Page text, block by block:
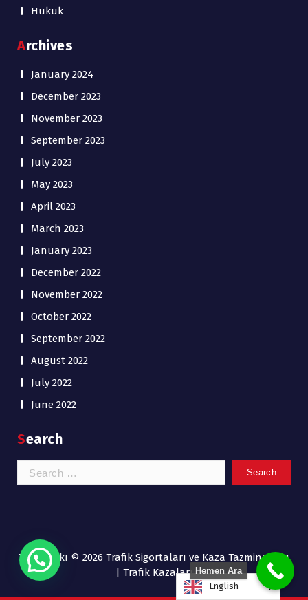
Hukuk
Archives
January 2024
December 2023
November 2023
September 2023
July 2023
May 2023
April 2023
March 2023
January 2023
December 2022
November 2022
October 2022
September 2022
August 2022
July 2022
June 2022
Search
Search
for:
Telif hakkı © 2026 Trafik Sigortaları ve Kaza Tazminatları
| Trafik Kazaları
Hemen Ara
English